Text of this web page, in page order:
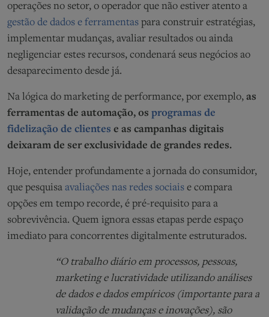
operações no setor, o operador que não estiver atento a
gestão de dados e ferramentas para construir estratégias,
implementar mudanças, avaliar resultados ou ainda
negligenciar estes recursos, condenará seus negócios ao
desaparecimento desde já.
Na lógica do marketing de performance, por exemplo, as
ferramentas de automação, os programas de
fidelização de clientes e as campanhas digitais
deixaram de ser exclusividade de grandes redes.
Hoje, entender profundamente a jornada do consumidor,
que pesquisa avaliações nas redes sociais e compara
opções em tempo recorde, é pré-requisito para a
sobrevivência. Quem ignora essas etapas perde espaço
imediato para concorrentes digitalmente estruturados.
“O trabalho diário em processos, pessoas,
marketing e lucratividade utilizando análises
de dados e dados empíricos (importante para a
validação de mudanças e inovações), são